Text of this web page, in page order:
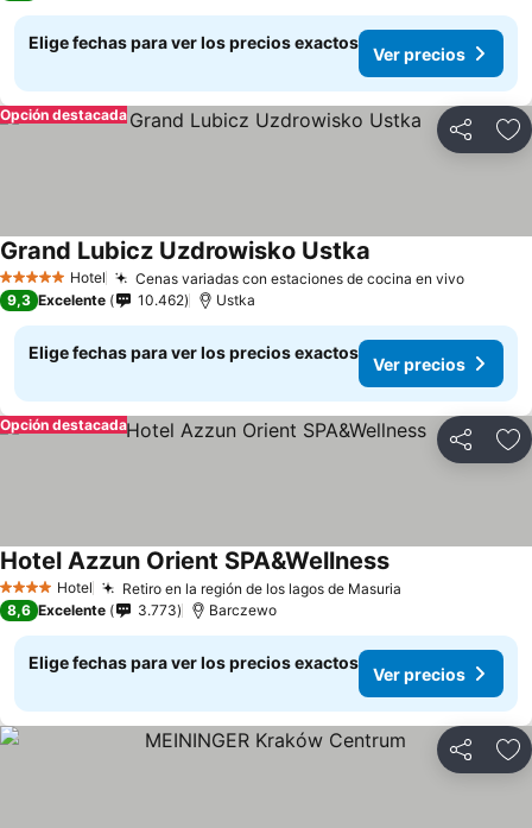
Elige fechas para ver los precios exactos
Ver precios
Compartir
Opción destacada
5 Estrellas Hotel Cenas variadas con estaciones de cocina en vivoVer
Grand Lubicz Uzdrowisko Ustka
9,3 Excelente 10.462 Ustka
Elige fechas para ver los precios exactos
Ver precios
Compartir
Opción destacada
4 EstrellasHotel Retiro en la región de los lagos de Masuria
Hotel Azzun Orient SPA&WellnessVer precios
8,6 Excelente 3.773 Barczewo
Elige fechas para ver los precios exactos
Ver precios
Compartir